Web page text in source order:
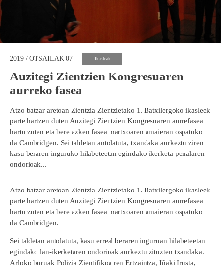
2019 / OTSAILAK 07 Ikasleak
Auzitegi Zientzien Kongresuaren
aurreko fasea
Atzo batzar aretoan Zientzia Zientzietako 1. Batxilergoko ikasleek
parte hartzen duten Auzitegi Zientzien Kongresuaren aurrefasea
hartu zuten eta bere azken fasea martxoaren amaieran ospatuko
da Cambridgen. Sei taldetan antolatuta, txandaka aurkeztu ziren
kasu beraren inguruko hilabeteetan egindako ikerketa penalaren
ondorioak...
Atzo batzar aretoan Zientzia Zientzietako 1. Batxilergoko ikasleek
parte hartzen duten Auzitegi Zientzien Kongresuaren aurrefasea
hartu zuten eta bere azken fasea martxoaren amaieran ospatuko
da Cambridgen.
Sei taldetan antolatuta, kasu erreal beraren inguruan hilabeteetan
egindako lan-ikerketaren ondorioak aurkeztu zituzten txandaka.
Arloko buruak Polizia Zientifikoa renErtzaintza, Iñaki Irusta,